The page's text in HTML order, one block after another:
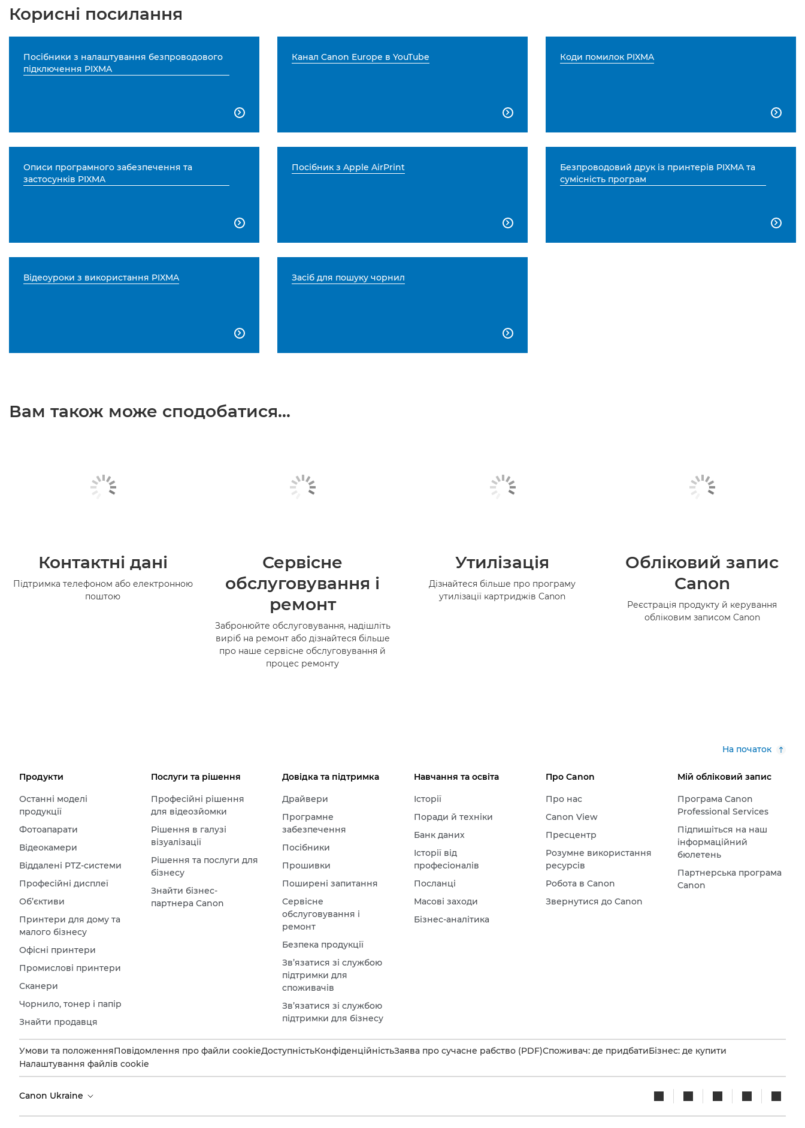
Корисні посилання
Посібники з налаштування безпроводового
підключення PIXMA

Канал Canon Europe в YouTube

Коди помилок PIXMA

Описи програмного забезпечення та
застосунків PIXMA

Посібник з Apple AirPrint

Безпроводовий друк із принтерів PIXMA та
сумісність програм

Відеоуроки з використання PIXMA

Засіб для пошуку чорнил

Вам також може сподобатися...
Контактні дані
Підтримка телефоном або електронною
поштою
Сервісне
обслуговування і
ремонт
Забронюйте обслуговування, надішліть
виріб на ремонт або дізнайтеся більше
про наше сервісне обслуговування й
процес ремонту
Утилізація
Дізнайтеся більше про програму
утилізації картриджів Canon
Обліковий запис
Canon
Реєстрація продукту й керування
обліковим записом Canon
На початок
Продукти
Останні моделі
продукції
Фотоапарати
Відеокамери
Віддалені PTZ-системи
Професійні дисплеї
Об’єктиви
Принтери для дому та
малого бізнесу
Офісні принтери
Промислові принтери
Сканери
Чорнило, тонер і папір
Знайти продавця
Послуги та рішення
Професійні рішення
для відеозйомки
Рішення в галузі
візуалізації
Рішення та послуги для
бізнесу
Знайти бізнес-
партнера Canon
Довідка та підтримка
Драйвери
Програмне
забезпечення
Посібники
Прошивки
Поширені запитання
Сервісне
обслуговування і
ремонт
Безпека продукції
Зв’язатися зі службою
підтримки для
споживачів
Зв’язатися зі службою
підтримки для бізнесу
Навчання та освіта
Історії
Поради й техніки
Банк даних
Історії від
професіоналів
Посланці
Масові заходи
Бізнес-аналітика
Про Canon
Про нас
Canon View
Пресцентр
Розумне використання
ресурсів
Робота в Canon
Звернутися до Canon
Мій обліковий запис
Програма Canon
Professional Services
Підпишіться на наш
інформаційний
бюлетень
Партнерська програма
Canon
Умови та положенняПовідомлення про файли cookieДоступністьКонфіденційністьЗаява про сучасне рабство (PDF)Споживач: де придбатиБізнес: де купити
Налаштування файлів cookie
Canon Ukraine